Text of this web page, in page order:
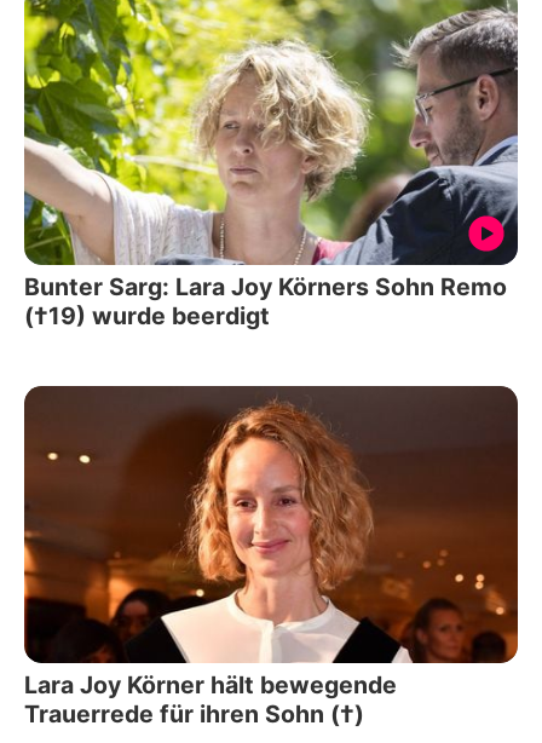
Bunter Sarg: Lara Joy Körners Sohn Remo
(†19) wurde beerdigt
Lara Joy Körner hält bewegende
Trauerrede für ihren Sohn (†)